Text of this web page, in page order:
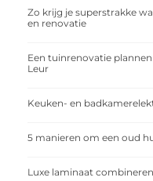
Zo krijg je superstrakke
en renovatie
Een tuinrenovatie
Leur
Keuken- en
5 manieren om een oud
Luxe laminaat